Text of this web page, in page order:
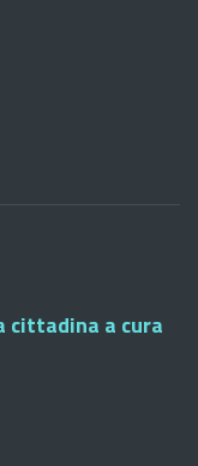
cittadina a cura